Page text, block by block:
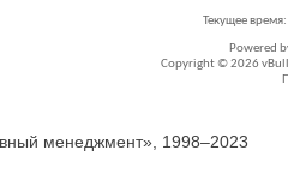
Текущее время:
Powered
Copyright © 2026
менеджмент», 1998–2023